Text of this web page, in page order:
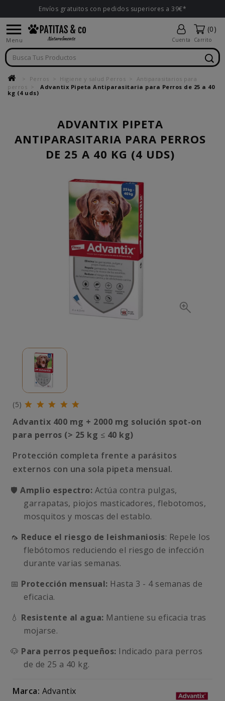
Envíos gratuitos con pedidos superiores a 39€*

Menu Cuenta
(0)
Carrito
Perros Higiene y salud Perros
Antiparasitarios para
perros
Advantix Pipeta Antiparasitaria para Perros de 25 a 40
kg (4 uds)
ADVANTIX PIPETA
ANTIPARASITARIA PARA PERROS
DE 25 A 40 KG (4 UDS)
(5)
Advantix 400 mg + 2000 mg solución spot-on
para perros (> 25 kg ≤ 40 kg)
Protección completa frente a parásitos
externos con una sola pipeta mensual.
🛡️ Amplio espectro: Actúa contra pulgas,
garrapatas, piojos masticadores, flebotomos,
mosquitos y moscas del establo.
🦟 Reduce el riesgo de leishmaniosis: Repele los
flebótomos reduciendo el riesgo de infección
durante varias semanas.
📅 Protección mensual: Hasta 3 - 4 semanas de
eficacia.
💧 Resistente al agua: Mantiene su eficacia tras
mojarse.
🐶 Para perros pequeños: Indicado para perros
de de 25 a 40 kg.
Marca: Advantix